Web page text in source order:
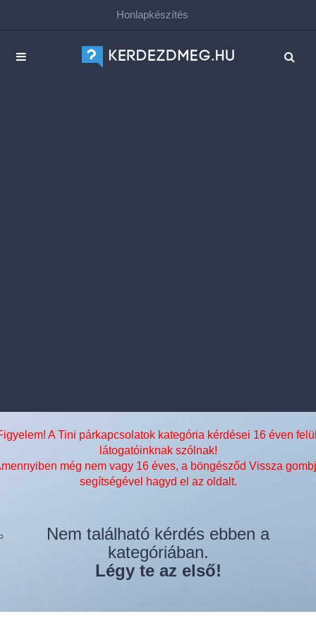
Honlapkészítés
A Tini párkapcsolatok kategória kérdései 16 éven
látogatóinknak szólnak!
még nem vagy 16 éves, a böngésződ Vissza
segítségével hagyd el az oldalt.
Nem található kérdés ebben a
kategóriában.
Légy te az első!